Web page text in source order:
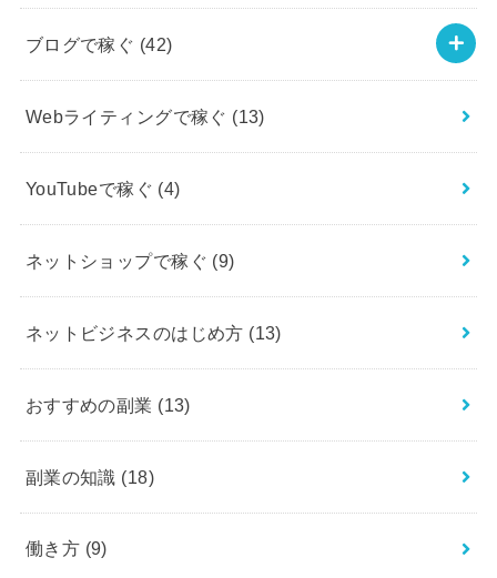
ブログで稼ぐ (42)
Webライティングで稼ぐ (13)
YouTubeで稼ぐ (4)
ネットショップで稼ぐ (9)
ネットビジネスのはじめ方 (13)
おすすめの副業 (13)
副業の知識 (18)
働き方 (9)